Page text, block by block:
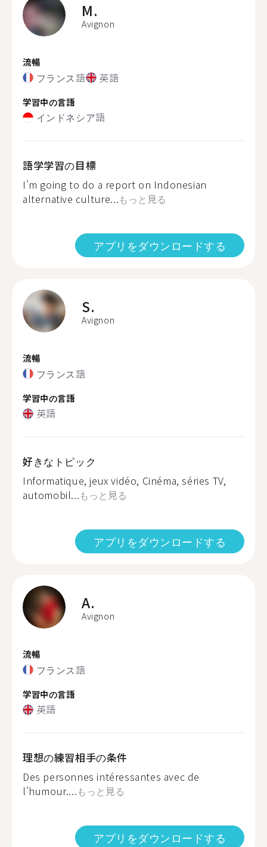
M.
Avignon
流暢
フランス語 英語
学習中の言語
インドネシア語
語学学習の目標
I'm going to do a report on Indonesian
alternative culture...もっと見る
アプリをダウンロードする
S.
Avignon
流暢
フランス語
学習中の言語
英語
好きなトピック
Informatique, jeux vidéo, Cinéma, séries TV,
automobil...もっと見る
アプリをダウンロードする
A.
Avignon
流暢
フランス語
学習中の言語
英語
理想の練習相手の条件
Des personnes intéressantes avec de
l'humour....もっと見る
アプリをダウンロードする